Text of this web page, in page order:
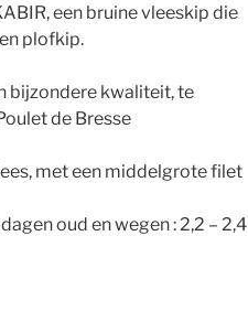
een bruine vleeskip die
plofkip.
bijzondere kwaliteit, te
de Bresse
met een middelgrote filet
oud en wegen : 2,2 – 2,4